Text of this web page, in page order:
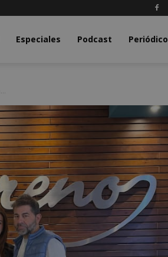
Especiales Podcast Periódico